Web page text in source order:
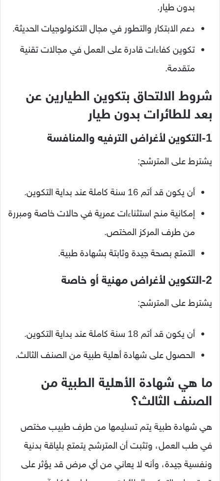
بدون طيار.
دعم الابتكار والتطور في مجال التكنولوجيات الحديثة.
تكوين كفاءات قادرة على العمل في مجالات تقنية
متقدمة.
شروط الالتحاق بتكوين الطيارين عن
بعد للطائرات بدون طيار
1-التكوين لأغراض الترفيه والمنافسة
يشترط على المترشح:
أن يكون قد أتم 16 سنة كاملة عند بداية التكوين.
إمكانية منح استثناءات عمرية في حالات خاصة ومبررة
من طرف المركز المختص.
التمتع بصحة جيدة وثابتة بشهادة طبية.
2-التكوين لأغراض مهنية أو خاصة
يشترط على المترشح:
أن يكون قد أتم 18 سنة كاملة عند بداية التكوين.
الحصول على شهادة أهلية طبية من الصنف الثالث.
ما هي شهادة الأهلية الطبية من
الصنف الثالث؟
هي شهادة طبية يتم تسليمها من طرف طبيب مختص
في طب العمل، وتثبت أن المترشح يتمتع بلياقة بدنية
ونفسية جيدة، وأنه لا يعاني من أي مرض قد يؤثر على